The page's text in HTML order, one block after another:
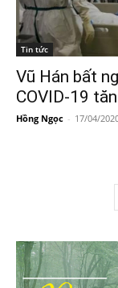
Tin tức
Vũ Hán bất
COVID-19
Hồng Ngọc - 17/04/